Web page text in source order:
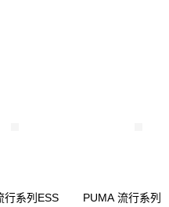
人或監護人之同意方可使用
個別帳號之用戶狀況，依本公司即
行系列ESS
PUMA 流行系列